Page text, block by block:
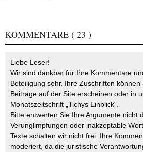
KOMMENTARE ( 23 )
Liebe Leser!
Wir sind dankbar für Ihre Kommentare
Beteiligung sehr. Ihre Zuschriften
Beiträge auf der Site erscheinen oder in
Monatszeitschrift „Tichys Einblick“.
Bitte entwerten Sie Ihre Argumente nicht
Verunglimpfungen oder inakzeptable
Texte schalten wir nicht frei. Ihre
moderiert, da die juristische